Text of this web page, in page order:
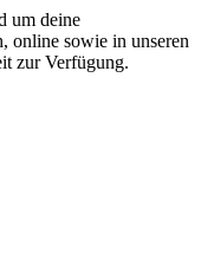
um deine
online sowie in unseren
zur Verfügung.